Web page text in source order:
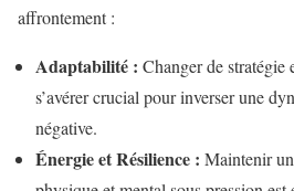
affrontement :
Adaptabilité : Changer de
s’avérer crucial pour inverser une
négative.
Énergie et Résilience : Maintenir